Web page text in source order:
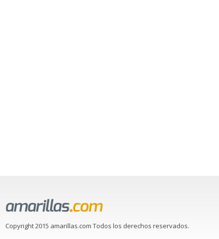
Copyright 2015 amarillas.com Todos los derechos reservados.